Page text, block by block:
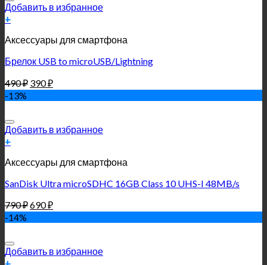
Добавить в избранное
+
Аксессуары для смартфона
Брелок USB to microUSB/Lightning
490₽ 390₽
-13%
Добавить в избранное
+
Аксессуары для смартфона
SanDisk Ultra microSDHC 16GB Class 10 UHS-I 48MB/s
790₽690₽
-14%
Добавить в избранное
+